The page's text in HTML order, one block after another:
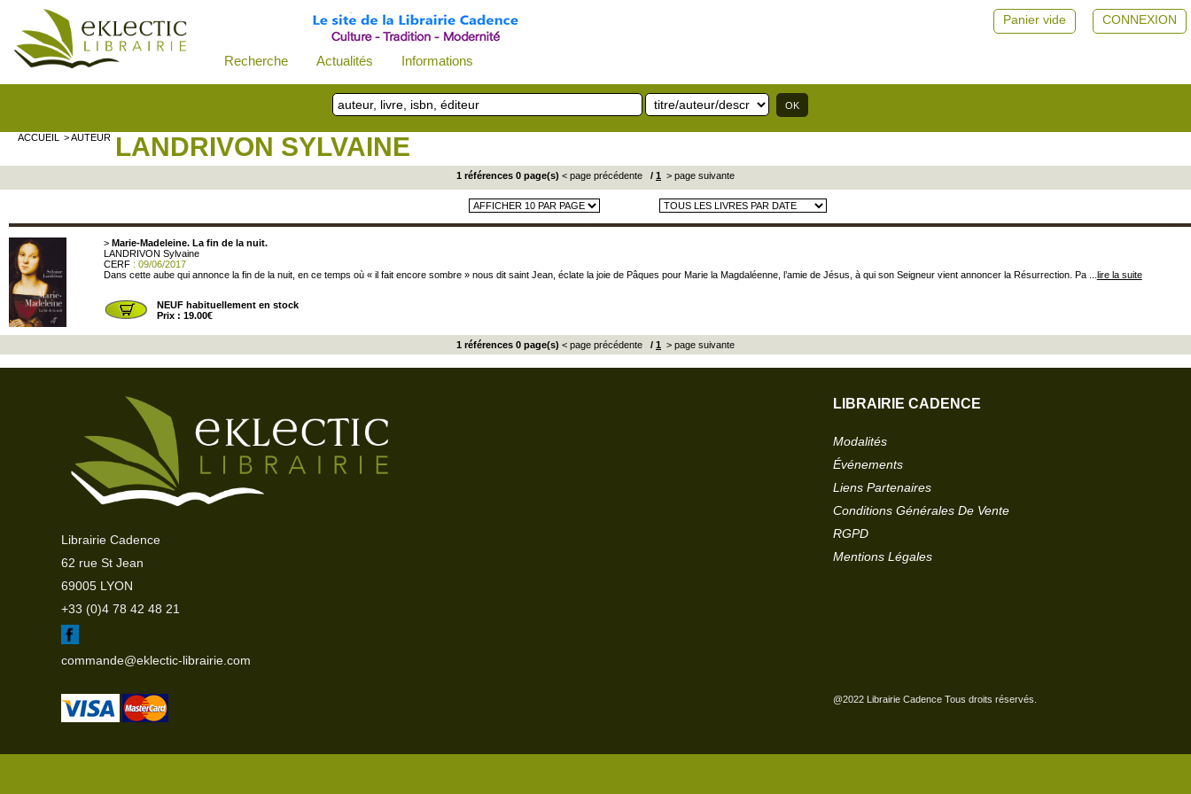
Recherche Actualités Informations
CONNEXION
Panier vide
ACCUEIL > AUTEUR LANDRIVON SYLVAINE
1 références 0 page(s) < page précédente / 1 > page suivante
> Marie-Madeleine. La fin de la nuit.
LANDRIVON Sylvaine
CERF: 09/06/2017
Dans cette aube qui annonce la fin de la nuit, en ce temps où « il fait encore sombre » nous dit saint Jean, éclate la joie de Pâques pour Marie la Magdaléenne, l’amie de Jésus, à qui son Seigneur vient annoncer la Résurrection. Pa ... lire la suite
NEUF habituellement en stock
Prix : 19.00€
1 références 0 page(s) < page précédente / 1 > page suivante
Librairie Cadence
62 rue St Jean
69005 LYON
+33 (0)4 78 42 48 21
commande@eklectic-librairie.com
LIBRAIRIE CADENCE
Modalités
Événements
Liens Partenaires
Conditions Générales De Vente
RGPD
Mentions Légales
@2022 Librairie Cadence Tous droits réservés.